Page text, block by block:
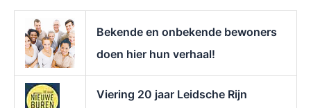
Bekende en onbekende bewoners
doen hier hun verhaal!
Viering 20 jaar Leidsche Rijn